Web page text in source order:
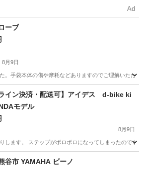
Ad
ーブ
8月9日
。手袋本体の傷や摩耗などありますのでご理解いただ
その他
ライン決済・配送可】アイデス d-bike ki
モデル
8月9日
します。 ステップがボロボロになってしまったので
カワサキ
埼玉県熊谷市 YAMAHA ビーノ